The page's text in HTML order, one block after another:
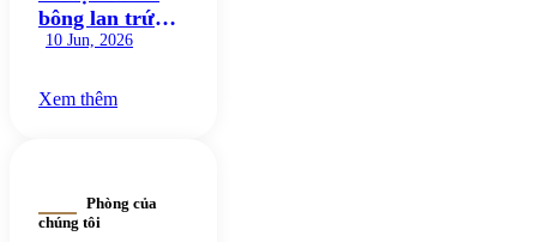
bông lan trứng
muối Đà Nẵng
đáng thử
10 Jun, 2026
Xem thêm
Phòng của
chúng tôi